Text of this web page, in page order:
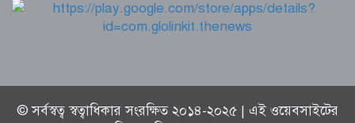
© সর্বস্বত্ব স্বত্বাধিকার সংরক্ষিত ২০১৪-২০২৫ | এই ওয়েবসাইটের